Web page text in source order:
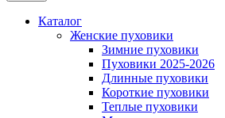
Каталог
Женские пуховики
Зимние пуховики
Пуховики 2025-2026
Длинные пуховики
Короткие пуховики
Теплые пуховики